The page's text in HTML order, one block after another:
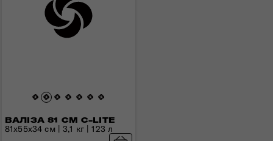
ВАЛІЗА 81 СМ C-LITE
81x55x34 см | 3,1 кг | 123 л